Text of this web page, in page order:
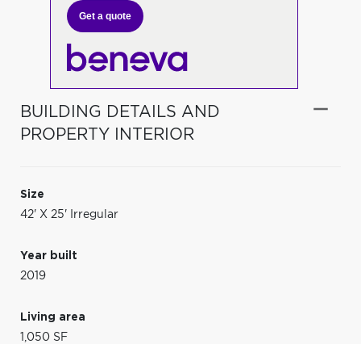
Get a quote
BUILDING DETAILS AND
PROPERTY INTERIOR
Size
42' X 25' Irregular
Year built
2019
Living area
1,050 SF